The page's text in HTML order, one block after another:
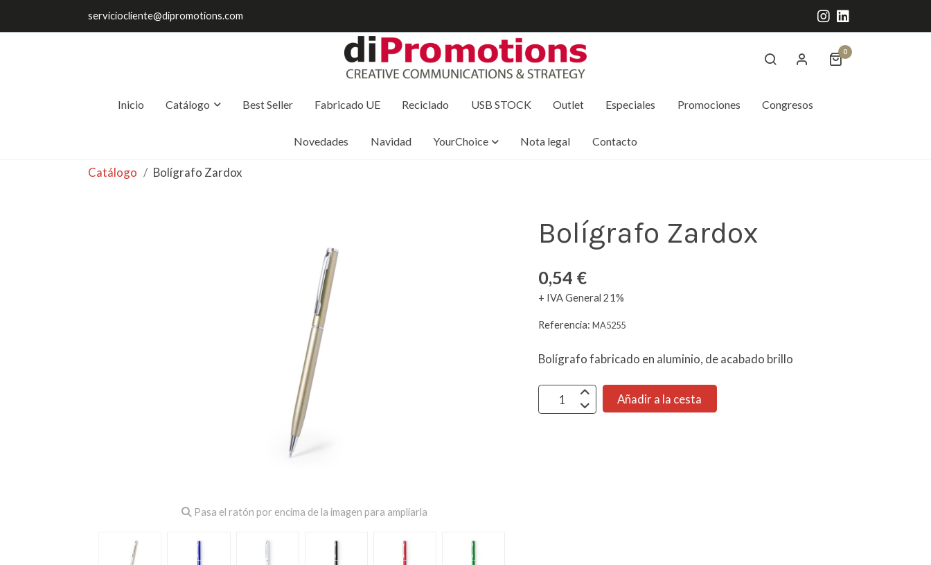
serviciocliente@dipromotions.com
0
Inicio Catálogo Best Seller Fabricado UE Reciclado USB STOCK Outlet Especiales Promociones Congresos
Novedades Navidad YourChoice Nota legal Contacto
Catálogo Bolígrafo Zardox
Pasa el ratón por encima de la imagen para ampliarla
Bolígrafo Zardox
0,54 €
+ IVA General 21%
Referencia:MA5255
Bolígrafo fabricado en aluminio, de acabado brillo
Añadir a la cesta